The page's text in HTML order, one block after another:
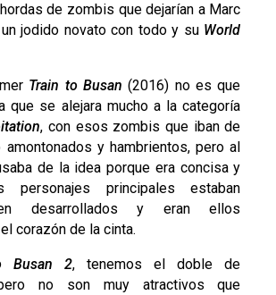
de zombis que dejarían a Marc
jodido novato con todo y su World
Train to Busan (2016) no es que
que se alejara mucho a la categoría
, con esos zombis que iban de
y hambrientos, pero al
de la idea porque era concisa y
personajes principales estaban
desarrollados y eran ellos
corazón de la cinta.
Busan 2, tenemos el doble de
no son muy atractivos que